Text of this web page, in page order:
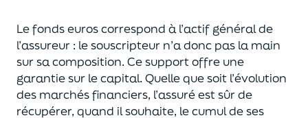
Le fonds euros correspond à l’actif général de
l’assureur : le souscripteur n’a donc pas la main
sur sa composition. Ce support offre une
garantie sur le capital. Quelle que soit l’évolution
des marchés financiers, l’assuré est sûr de
récupérer, quand il souhaite, le cumul de ses